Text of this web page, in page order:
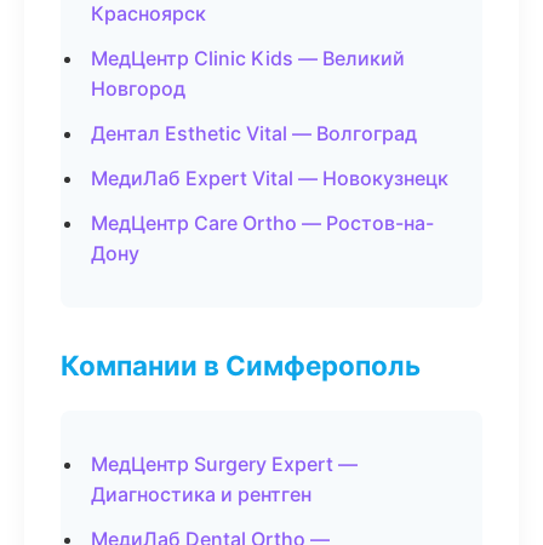
Красноярск
МедЦентр Clinic Kids — Великий
Новгород
Дентал Esthetic Vital — Волгоград
МедиЛаб Expert Vital — Новокузнецк
МедЦентр Care Ortho — Ростов-на-
Дону
Компании в Симферополь
МедЦентр Surgery Expert —
Диагностика и рентген
МедиЛаб Dental Ortho —